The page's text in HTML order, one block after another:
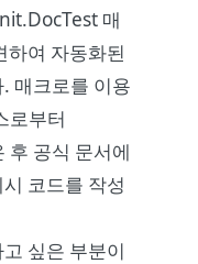
매
하여 자동화된
매크로를 이용
로부터
후 공식 문서에
코드를 작성
싶은 부분이